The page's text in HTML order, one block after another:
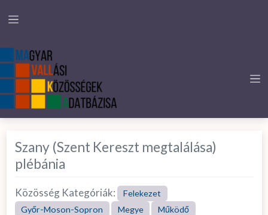
Szany (Szent Kereszt megtalálása)
plébánia
Közösség Kategóriák:
Felekezet
Győr-Moson-Sopron
Megye
Működő